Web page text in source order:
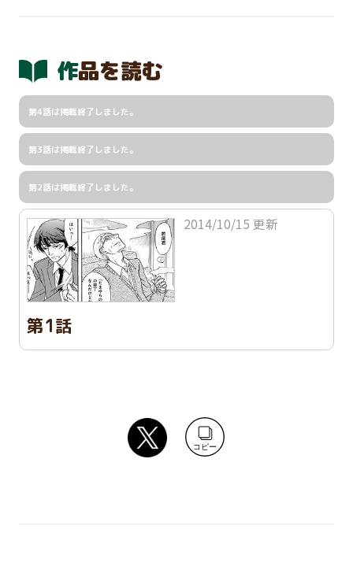
作品を読む
第4話は掲載終了しました。
第3話は掲載終了しました。
第2話は掲載終了しました。
2014/10/15 更新
第1話
コピー